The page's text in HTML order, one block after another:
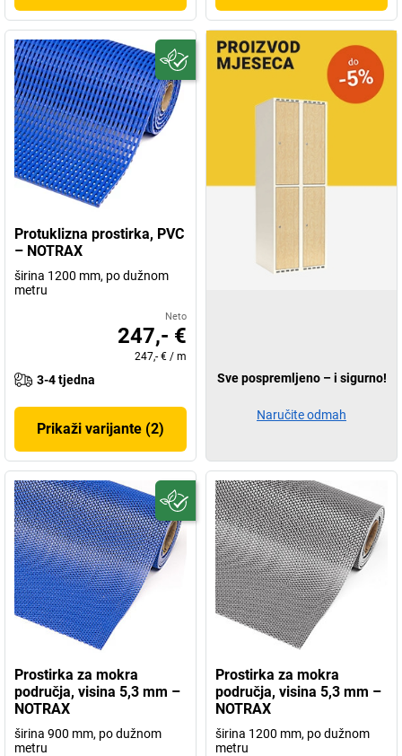
Protuklizna prostirka, PVC
– NOTRAX
širina 1200 mm, po dužnom
metru
Neto
247,- €
247,- € / m
3-4 tjedna
Prikaži varijante (2)
Prostirka za mokra
područja, visina 5,3 mm –
NOTRAX
širina 900 mm, po dužnom
metru
Prostirka za mokra
područja, visina 5,3 mm –
NOTRAX
širina 1200 mm, po dužnom
metru
Sve pospremljeno – i sigurno!
Naručite odmah